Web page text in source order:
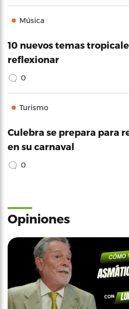
Música
10 nuevos temas
reflexionar
0
Turismo
Culebra se prepara para
en su carnaval
0
Opiniones